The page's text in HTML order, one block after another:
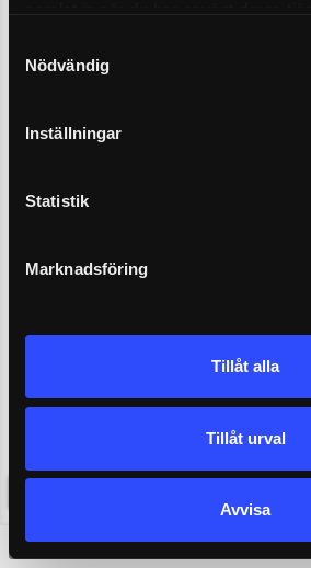
Nödvändig
Inställningar
Statistik
Marknadsföring
Tillåt alla
Tillåt urval
Avvisa
Ändra 0
0 seats selected
0 kr